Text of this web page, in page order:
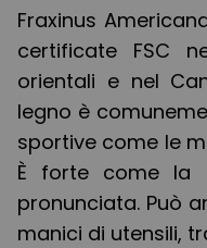
Fraxinus
certificate FSC
orientali e nel
legno è
sportive come le
È forte come la
pronunciata. Può
manici di utensili,